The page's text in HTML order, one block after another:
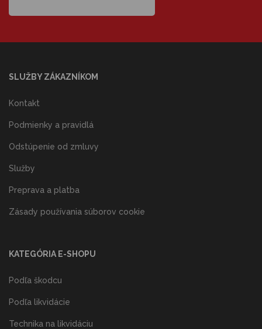
SLUŽBY ZÁKAZNÍKOM
Kontakt
Podmienky a pravidlá
Odstúpenie od zmluvy
Služby
Preprava a platba
Zásady používania súborov cookie
KATEGÓRIA E-SHOPU
Podľa škodcu
Podľa likvidácie
Technika na likvidáciu